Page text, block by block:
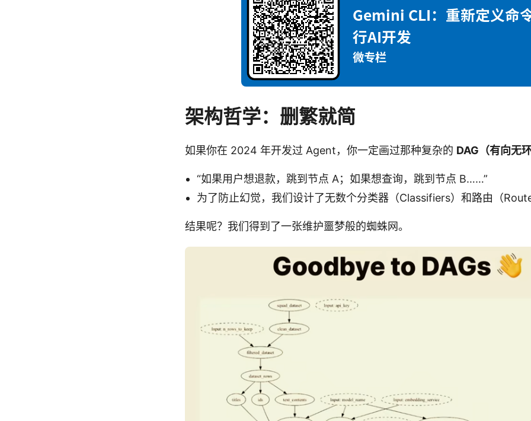
架构哲学：删繁就简
如果你在 2024 年开发过 Agent，你一定画过那种复杂的 DAG（有向无环
“如果用户想退款，跳到节点 A；如果想查询，跳到节点 B……”
为了防止幻觉，我们设计了无数个分类器（Classifiers）和路由（
结果呢？我们得到了一张维护噩梦般的蜘蛛网。